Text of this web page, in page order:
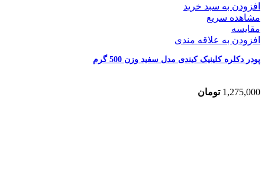
افزودن به سبد خرید
مشاهده سریع
مقایسه
افزودن به علاقه مندی
پودر دکلره کلینیک کیندی مدل سفید وزن 500 گرم
1,275,000 تومان